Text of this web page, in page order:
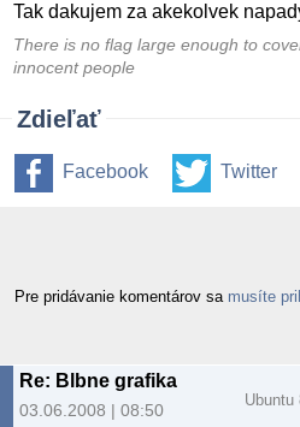
Tak dakujem za akekolvek
There is no flag large enough to
innocent people
Zdieľať
Facebook Twitter
Pre pridávanie komentárov sa musíte
Re: Blbne grafika
03.06.2008 | 08:50
Ubuntu